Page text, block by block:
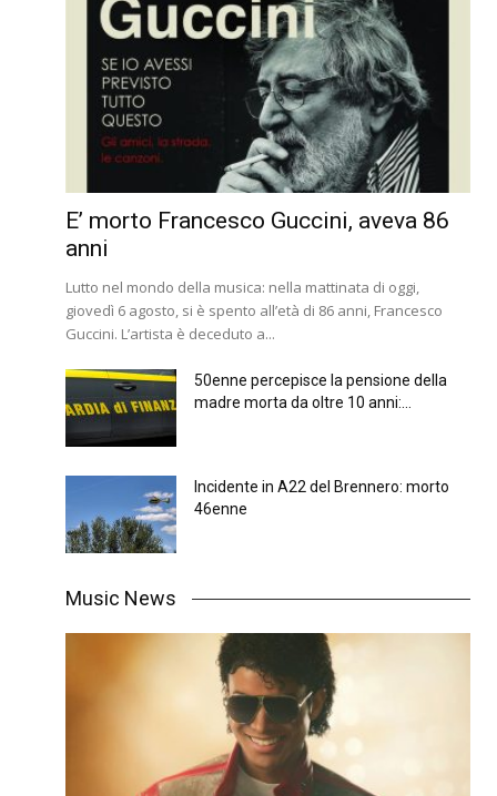
E’ morto Francesco Guccini, aveva 86
anni
Lutto nel mondo della musica: nella mattinata di oggi,
giovedì 6 agosto, si è spento all’età di 86 anni, Francesco
Guccini. L’artista è deceduto a...
50enne percepisce la pensione della
madre morta da oltre 10 anni:...
Incidente in A22 del Brennero: morto
46enne
Music News